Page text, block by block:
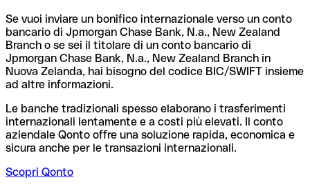
Se vuoi inviare un bonifico internazionale verso un conto
bancario di Jpmorgan Chase Bank, N.a., New Zealand
Branch o se sei il titolare di un conto bancario di
Jpmorgan Chase Bank, N.a., New Zealand Branch in
Nuova Zelanda, hai bisogno del codice BIC/SWIFT insieme
ad altre informazioni.
Le banche tradizionali spesso elaborano i trasferimenti
internazionali lentamente e a costi più elevati. Il conto
aziendale Qonto offre una soluzione rapida, economica e
sicura anche per le transazioni internazionali.
Scopri Qonto